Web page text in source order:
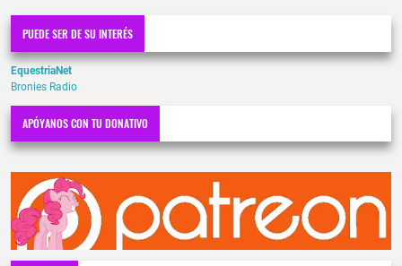
PUEDE SER DE SU INTERÉS
EquestriaNet
Bronies Radio
APÓYANOS CON TU DONATIVO